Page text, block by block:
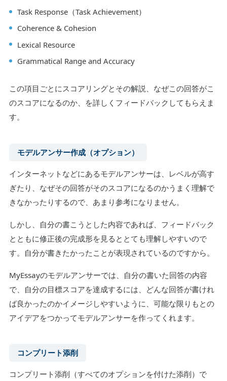
Task Response（Task Achievement）
Coherence & Cohesion
Lexical Resource
Grammatical Range and Accuracy
この項目ごとにスコアリングとその解説、なぜこの回答がこ
のスコアになるのか、を詳しくフィードバックしてもらえま
す。
モデルアンサー作成（オプション）
インターネットなどにあるモデルアンサーは、レベルが高す
ぎたり、なぜその回答がそのスコアになるのかうまく理解で
きなかったりするので、あまり参考になりません。
しかし、自分の書こうとした内容であれば、フィードバック
とともに修正後の完成形を見るととても理解しやすいので
す。自分が書きたかったことが表現されているのですから。
MyEssayのモデルアンサーでは、自分の書いた回答の内容
で、自分の目標スコアを達成するには、どんな回答が書けれ
ば良かったのかイメージしやすいように、可能な限りもとの
アイデアをつかってモデルアンサーを作ってくれます。
コンプリート添削
コンプリート添削（すべてのオプションを付けた添削）で